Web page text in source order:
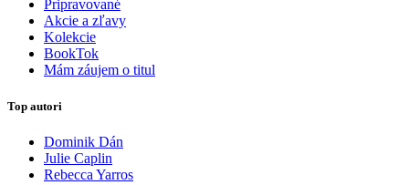
Pripravované
Akcie a zľavy
Kolekcie
BookTok
Mám záujem o titul
Top autori
Dominik Dán
Julie Caplin
Rebecca Yarros